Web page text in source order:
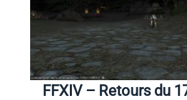
FFXIV – Retours du